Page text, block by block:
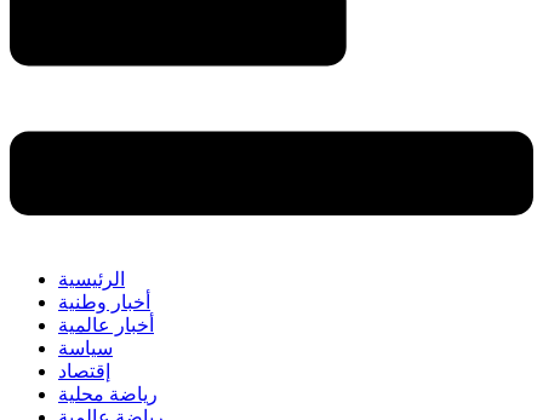
الرئيسية
أخبار وطنية
أخبار عالمية
سياسة
إقتصاد
رياضة محلية